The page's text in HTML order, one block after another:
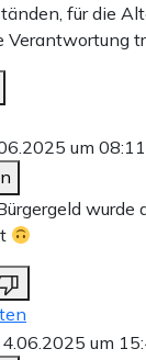
für die
Verantwortung
um
wurde
um